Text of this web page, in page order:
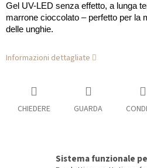
Gel UV-LED senza effetto, a lunga
marrone cioccolato – perfetto per la
delle unghie.
Informazioni dettagliate
CHIEDERE GUARDA
Sistema funzionale